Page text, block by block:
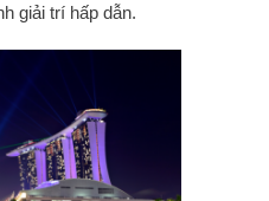
giải trí hấp dẫn.